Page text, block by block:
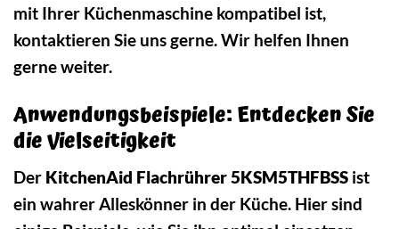
mit Ihrer Küchenmaschine kompatibel ist,
kontaktieren Sie uns gerne. Wir helfen Ihnen
gerne weiter.
Anwendungsbeispiele: Entdecken Sie
die Vielseitigkeit
Der KitchenAid Flachrührer 5KSM5THFBSS ist
ein wahrer Alleskönner in der Küche. Hier sind